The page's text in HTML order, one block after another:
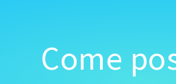
Come